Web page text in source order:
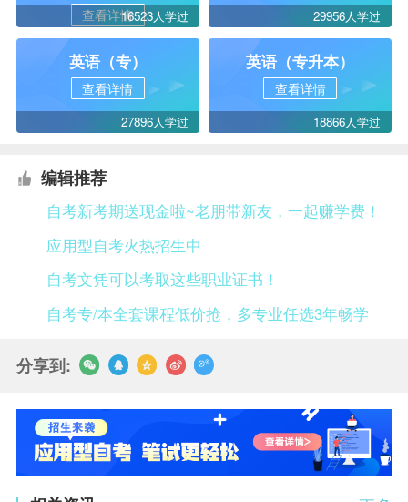
查看详情16523人学过 29956人学过
英语（专）
查看详情
27896人学过
英语（专升本）
查看详情
18866人学过
编辑推荐
自考新考期送现金啦~老朋带新友，一起赚学费！
应用型自考火热招生中
自考文凭可以考取这些职业证书！
自考专/本全套课程低价抢，多专业任选3年畅学
分享到: